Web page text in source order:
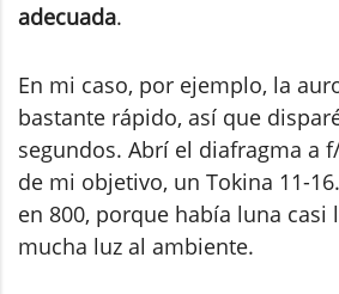
adecuada.
En mi caso, por ejemplo, la
bastante rápido, así que
segundos. Abrí el diafragma a
de mi objetivo, un Tokina 11-
en 800, porque había luna casi
mucha luz al ambiente.